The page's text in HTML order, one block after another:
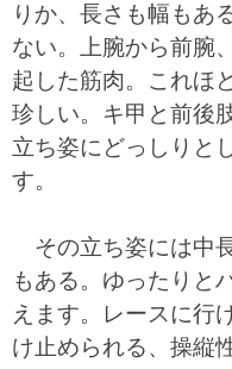
りか、長さも幅もあ
ない。上腕から前腕
起した筋肉。これほ
珍しい。キ甲と前後
立ち姿にどっしりと
す。
その立ち姿には中
もある。ゆったりと
えます。レースに行
け止められる、操縦